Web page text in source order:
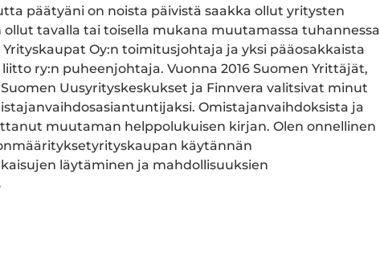
päätyäni on noista päivistä saakka ollut yritysten
tavalla tai toisella mukana muutamassa tuhannessa
Oy:n toimitusjohtaja ja yksi pääosakkaista
ry:n puheenjohtaja. Vuonna 2016 Suomen Yrittäjät,
Uusyrityskeskukset ja Finnvera valitsivat minut
Omistajanvaihdoksista ja
muutaman helppolukuisen kirjan. Olen onnellinen
käytännän
läytäminen ja mahdollisuuksien